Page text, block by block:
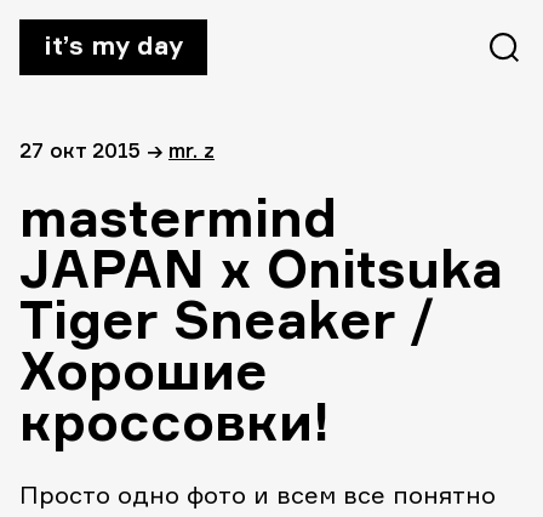
it’s my day
27 окт 2015 → mr. z
mastermind
JAPAN x Onitsuka
Tiger Sneaker /
Хорошие
кроссовки!
Просто одно фото и всем все понятно